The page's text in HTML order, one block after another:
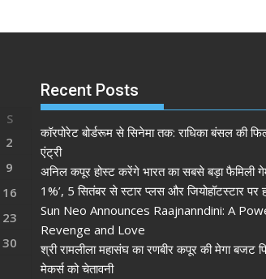
S
2
9
16
23
30
Recent Posts
कॉरपोरेट बोर्डरूम से सिनेमा तक: राधिका बंसल की
एंट्री
अनिल कपूर होस्ट करेंगे भारत का सबसे बड़ा फैमिली
1%’, 5 सितंबर से स्टार प्लस और जियोहॉटस्टार पर
Sun Neo Announces Raajnanndini: A
Revenge and Love
श्री रामलीला महासंघ का रणबीर कपूर की मेगा बजट
मेकर्स को चेतावनी